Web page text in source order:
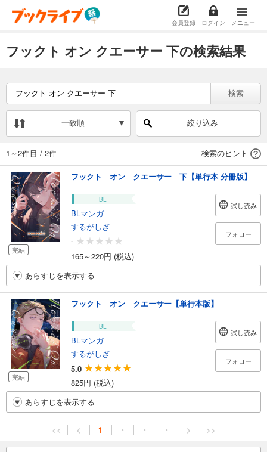
会員登録 ログイン メニュー
フックト オン クエーサー 下の検索結果
検索
一致順 絞り込み
1～2件目 / 2件 検索のヒント
完結
フックト オン クエーサー 下【単行本 分冊版】
BL
BLマンガ
するがしぎ
-
165～220円 (税込)
試し読み
フォロー
あらすじを表示する
完結
フックト オン クエーサー【単行本版】
BL
BLマンガ
するがしぎ
5.0
825円 (税込)
試し読み
フォロー
あらすじを表示する
<< < 1 ・ ・ ・ > >>